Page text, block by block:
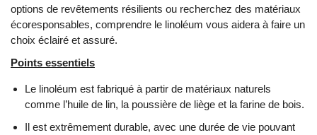
options de revêtements résilients ou recherchez des matériaux
écoresponsables, comprendre le linoléum vous aidera à faire un
choix éclairé et assuré.
Points essentiels
Le linoléum est fabriqué à partir de matériaux naturels
comme l’huile de lin, la poussière de liège et la farine de bois.
Il est extrêmement durable, avec une durée de vie pouvant